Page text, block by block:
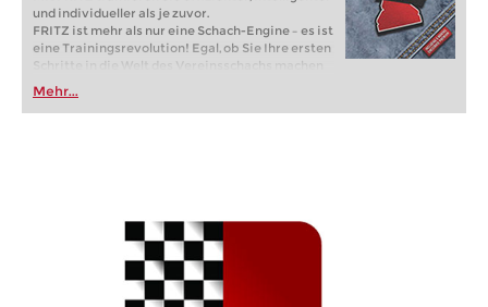
und individueller als je zuvor.
FRITZ ist mehr als nur eine Schach-Engine – es ist
eine Trainingsrevolution! Egal, ob Sie Ihre ersten
Schritte in die Welt des Vereinsschachs machen
oder bereits auf Turnierniveau spielen: Mit
FRITZ trainieren Sie effizienter, intelligenter und
individueller als je zuvor.
Mehr...